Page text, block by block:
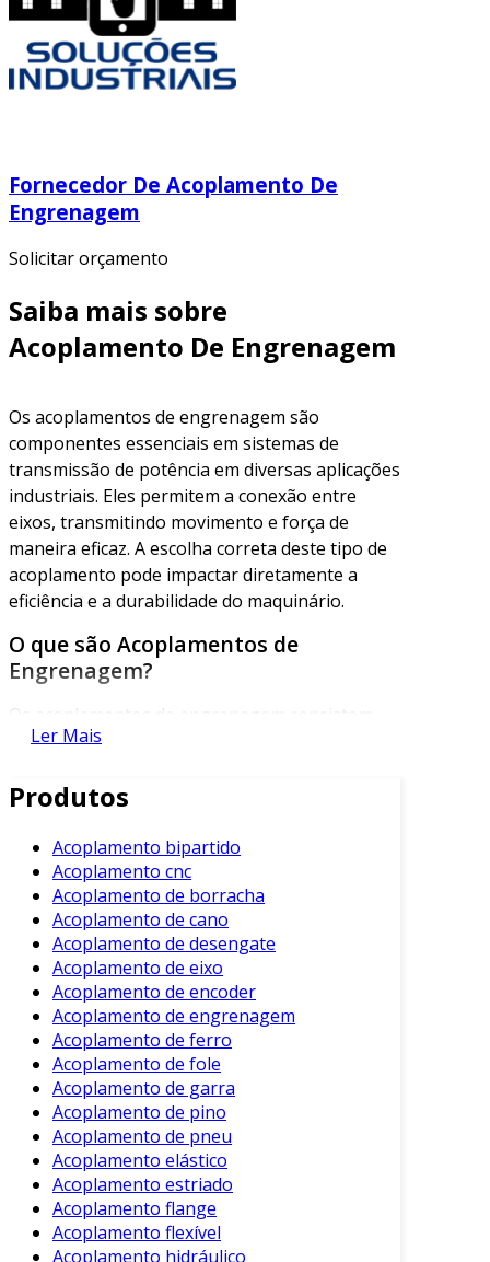
Fornecedor De Acoplamento De
Engrenagem
Solicitar orçamento
Saiba mais sobre
Acoplamento De Engrenagem
Os acoplamentos de engrenagem são
componentes essenciais em sistemas de
transmissão de potência em diversas aplicações
industriais. Eles permitem a conexão entre
eixos, transmitindo movimento e força de
maneira eficaz. A escolha correta deste tipo de
acoplamento pode impactar diretamente a
eficiência e a durabilidade do maquinário.
O que são Acoplamentos de
Engrenagem?
Os acoplamentos de engrenagem consistem
em duas engrenagens que se conectam,
conexão é projetada para transmitir torque e
de energia.
Além disso, esses acoplamentos são
conhecidos por sua capacidade de compensar
desalinhamentos flexíveis e rigidez na
transmissão, oferecendo grande estabilidade.
Vantagens dos Acoplamentos de
Engrenagem
Diversas características tornam os
acoplamentos de engrenagem uma escolha
favorável para aplicações industriais. Entre as
principais vantagens, destacam-se:
Alta Eficiência de Transmissão
transmissão de torque é significativa,
resultando em menor perda de energia.
Ler Mais
Produtos
Acoplamento bipartido
Acoplamento cnc
Acoplamento de borracha
Acoplamento de cano
Acoplamento de desengate
Acoplamento de eixo
Acoplamento de encoder
Acoplamento de engrenagem
Acoplamento de ferro
Acoplamento de fole
Acoplamento de garra
Acoplamento de pino
Acoplamento de pneu
Acoplamento elástico
Acoplamento estriado
Acoplamento flange
Acoplamento flexível
Acoplamento hidráulico